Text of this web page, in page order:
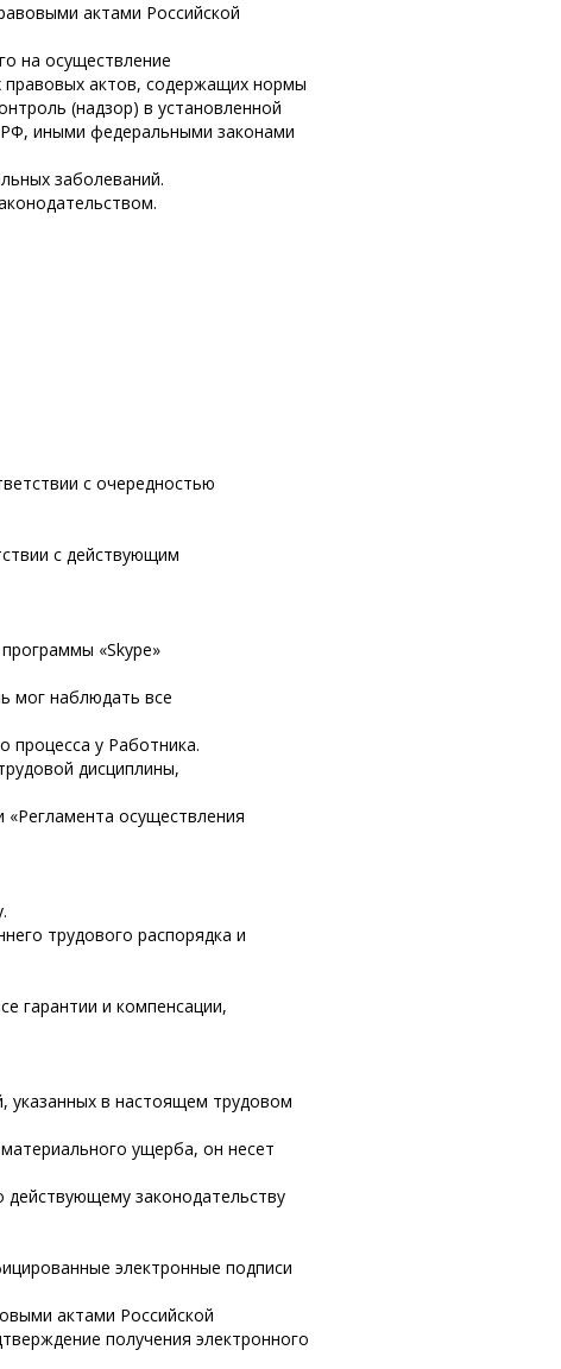
актами Российской
на осуществление
правовых актов, содержащих нормы
(надзор) в установленной
РФ, иными федеральными законами
заболеваний.
с очередностью
с действующим
«Skype»
мог наблюдать все
процесса у Работника.
дисциплины,
осуществления
трудового распорядка и
гарантии и компенсации,
указанных в настоящем трудовом
ущерба, он несет
законодательству
электронные подписи
актами Российской
получения электронного